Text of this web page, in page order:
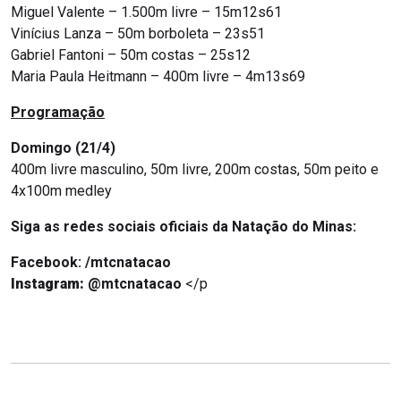
Miguel Valente – 1.500m livre – 15m12s61
Vinícius Lanza – 50m borboleta – 23s51
Gabriel Fantoni – 50m costas – 25s12
Maria Paula Heitmann – 400m livre – 4m13s69
Programação
Domingo (21/4)
400m livre masculino, 50m livre, 200m costas, 50m peito e
4x100m medley
Siga as redes sociais oficiais da Natação do Minas:
Facebook: /mtcnatacao
Instagram: @mtcnatacao </p